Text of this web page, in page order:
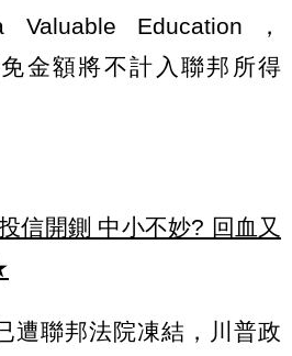
Education，
金額將不計入聯邦所得
信開鍘 中小不妙? 回血又
遭聯邦法院凍結，川普政